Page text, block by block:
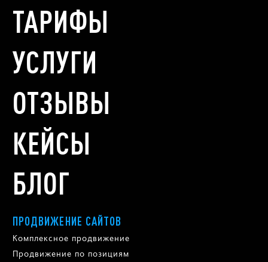
ТАРИФЫ
УСЛУГИ
ОТЗЫВЫ
КЕЙСЫ
БЛОГ
ПРОДВИЖЕНИЕ САЙТОВ
Комплексное продвижение
Продвижение по позициям